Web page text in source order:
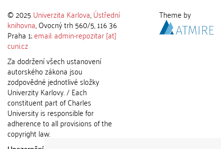
© 2025 Univerzita Karlova,Ústřední
knihovna, Ovocný trh 560/5, 116 36
Praha 1;email: admin-repozitar [at]
cuni.cz
Za dodržení všech ustanovení
autorského zákona jsou
zodpovědné jednotlivé složky
Univerzity Karlovy. / Each
constituent part of Charles
University is responsible for
adherence to all provisions of the
copyright law.
Theme by